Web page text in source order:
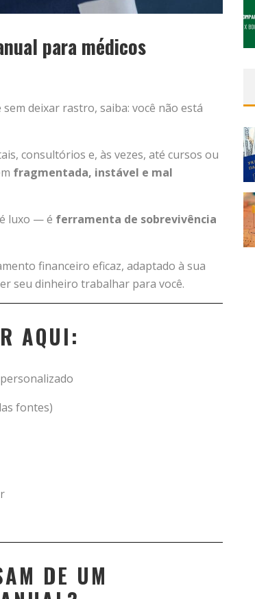
para médicos
deixar rastro, saiba: você não está
consultórios e, às vezes, até cursos ou
fragmentada, instável e mal
luxo — é ferramenta de sobrevivência
financeiro eficaz, adaptado à sua
seu dinheiro trabalhar para você.
AQUI:
fontes)
DE UM